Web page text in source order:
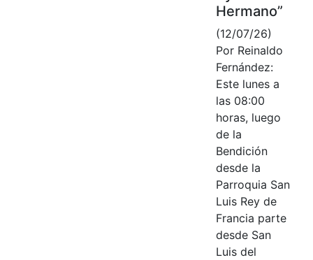
Hermano”
(12/07/26)
Por Reinaldo
Fernández:
Este lunes a
las 08:00
horas, luego
de la
Bendición
desde la
Parroquia San
Luis Rey de
Francia parte
desde San
Luis del